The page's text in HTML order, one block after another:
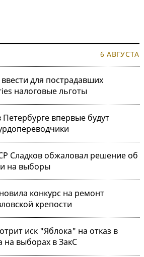
6 АВГУСТА
для пострадавших
налоговые льготы
впервые будут
Сладков обжаловал решение об
на выборы
конкурс на ремонт
крепости
иск "Яблока" на отказ в
на выборах в ЗакС